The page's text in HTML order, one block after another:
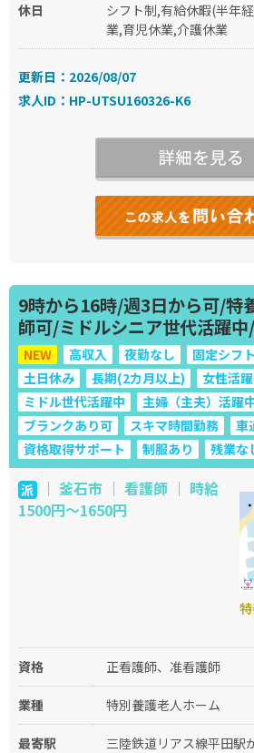
休日
シフト制,有給休暇(半年
業,育児休業,介護休業
更新日：2026/08/07
求人ID：HP-UTSU160326-K6
9時から16時/週3日から可/特
師可/ミドルシニア世代活躍
NEW 高収入 夜勤なし 固定シフト
土日休み
長期(2カ月以上) 女性活
ミドル世代活躍中
主婦（主夫）活躍
ブランクあり可
スキマ時間勤務 車
資格取得サポート
制服あり 残業な
派｜ 釜石市 ｜ 看護師 ｜ 時給
1500円～1650円
資格 正看護師、准看護師
業種 特別養護老人ホーム
最寄駅 三陸鉄道リアス線平田駅